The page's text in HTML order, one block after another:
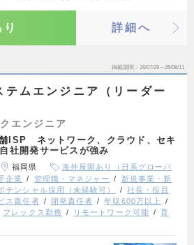
詳細へ
掲載期間 26/07/29～26/08/11
テムエンジニア（リーダー
エンジニア
ISP ネットワーク、クラウド、セキ
社開発サービスが強み
福岡県
海外展開あり（日系グローバ
企業 管理職・マネジャー
新規事業・新
テンシャル採用（未経験可）
社長・役員
ス責任者 開発責任者
年収600万以上
フレックス勤務 リモートワーク可能
育